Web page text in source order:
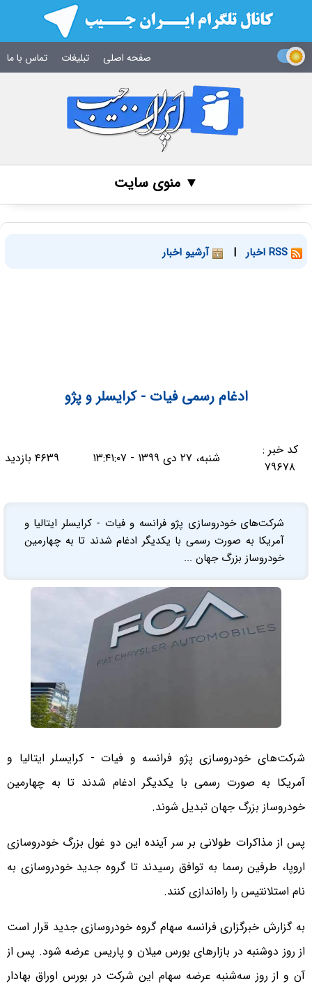
صفحه اصلی تبلیغات تماس با ما
▼ منوی سایت
| آرشیو اخبار
ادغام رسمی فیات - کرایسلر و پژو
کد خبر :
۷۹۶۷۸
شنبه، ۲۷ دی ۱۳۹۹ - ۱۳:۴۱:۰۷ ۴۶۳۹ بازدید
شرکت‌های خودروسازی پژو فرانسه و فیات - کرایسلر ایتالیا و
آمریکا به صورت رسمی با یکدیگر ادغام شدند تا به چهارمین
خودروساز بزرگ جهان ...
شرکت‌های خودروسازی پژو فرانسه و فیات - کرایسلر ایتالیا و
آمریکا به صورت رسمی با یکدیگر ادغام شدند تا به چهارمین
خودروساز بزرگ جهان تبدیل شوند.
پس از مذاکرات طولانی بر سر آینده این دو غول بزرگ خودروسازی
اروپا، طرفین رسما به توافق رسیدند تا گروه جدید خودروسازی به
نام استلانتیس را راه‌اندازی کنند.
به گزارش خبرگزاری فرانسه سهام گروه خودروسازی جدید قرار است
از روز دوشنبه در بازارهای بورس میلان و پاریس عرضه شود. پس از
آن و از روز سه‌شنبه عرضه سهام این شرکت در بورس اوراق بهادار